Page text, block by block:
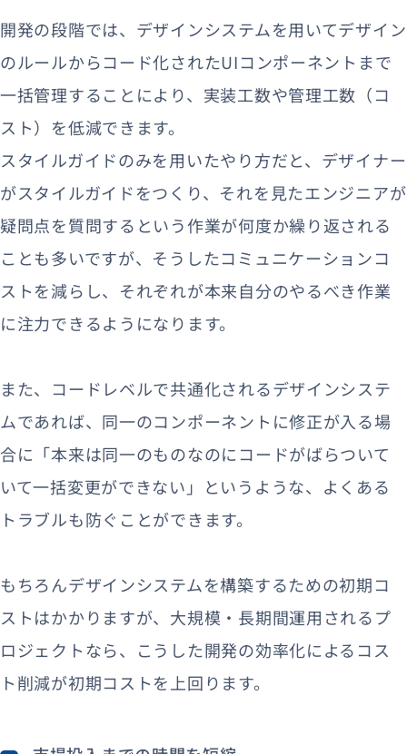
開発の段階では、デザインシステムを用いてデザイン
のルールからコード化されたUIコンポーネントまで
一括管理することにより、実装工数や管理工数（コ
スト）を低減できます。
スタイルガイドのみを用いたやり方だと、デザイナー
がスタイルガイドをつくり、それを見たエンジニアが
疑問点を質問するという作業が何度か繰り返される
ことも多いですが、そうしたコミュニケーションコ
ストを減らし、それぞれが本来自分のやるべき作業
に注力できるようになります。
また、コードレベルで共通化されるデザインシステ
ムであれば、同一のコンポーネントに修正が入る場
合に「本来は同一のものなのにコードがばらついて
いて一括変更ができない」というような、よくある
トラブルも防ぐことができます。
もちろんデザインシステムを構築するための初期コ
ストはかかりますが、大規模・長期間運用されるプ
ロジェクトなら、こうした開発の効率化によるコス
ト削減が初期コストを上回ります。